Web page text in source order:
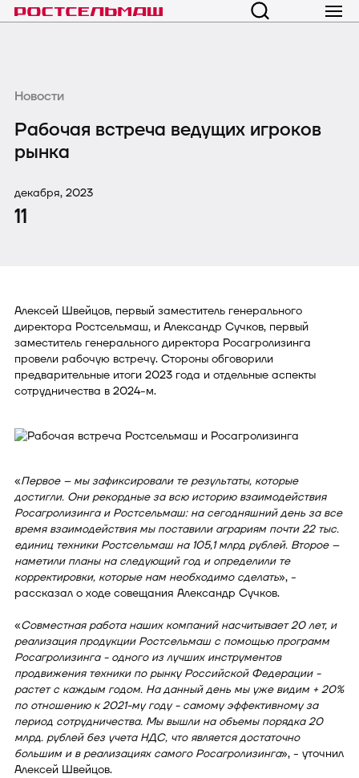
Новости
Рабочая встреча ведущих игроков
рынка
декабря, 2023
11
Алексей Швейцов, первый заместитель генерального
директора Ростсельмаш, и Александр Сучков, первый
заместитель генерального директора Росагролизинга
провели рабочую встречу. Стороны обговорили
предварительные итоги 2023 года и отдельные аспекты
сотрудничества в 2024-м.
«Первое – мы зафиксировали те результаты, которые
достигли. Они рекордные за всю историю взаимодействия
Росагролизинга и Ростсельмаш: на сегодняшний день за все
время взаимодействия мы поставили аграриям почти 22 тыс.
единиц техники Ростсельмаш на 105,1 млрд рублей. Второе –
наметили планы на следующий год и определили те
корректировки, которые нам необходимо сделать», -
рассказал о ходе совещания Александр Сучков.
«Совместная работа наших компаний насчитывает 20 лет, и
реализация продукции Ростсельмаш с помощью программ
Росагролизинга - одного из лучших инструментов
продвижения техники по рынку Российской Федерации -
растет с каждым годом. На данный день мы уже видим + 20%
по отношению к 2021-му году - самому эффективному за
период сотрудничества. Мы вышли на объемы порядка 20
млрд. рублей без учета НДС, что является достаточно
большим и в реализациях самого Росагролизинга», - уточнил
Алексей Швейцов.